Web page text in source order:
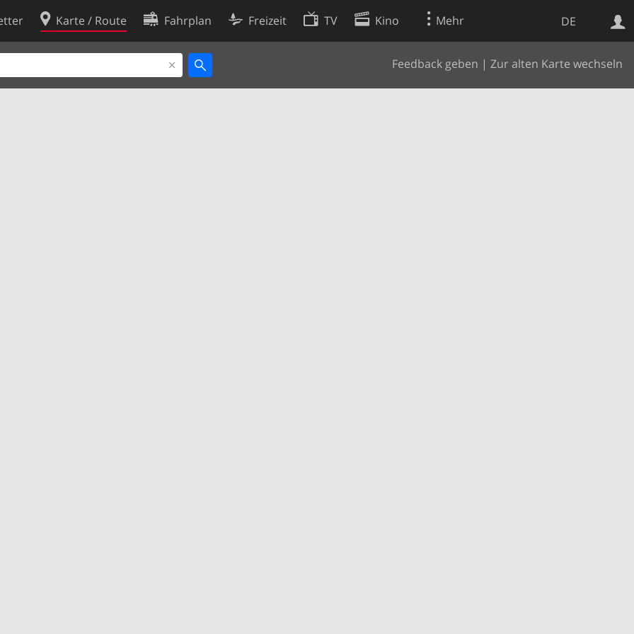
DE
Karte / Route Fahrplan Freizeit TV Kino Mehr
Feedback geben | Zur alten Karte wechseln
Websuche
Cookie-Richtlinie
Cookie-Einstellungen